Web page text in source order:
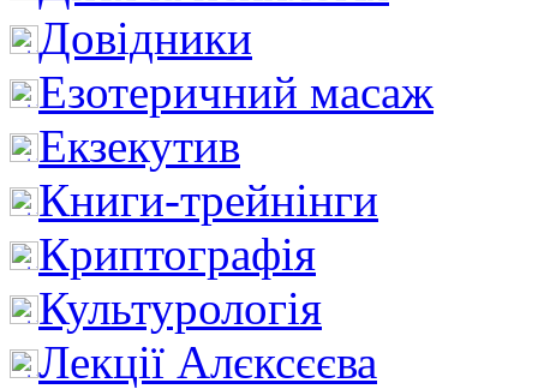
Довідники
Езотеричний масаж
Екзекутив
Книги-трейнінги
Криптографія
Культурологія
Лекції Алєксєєва